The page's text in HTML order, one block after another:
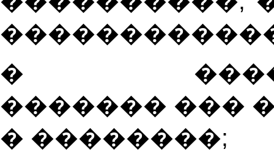
�
������� ���
� ��������;